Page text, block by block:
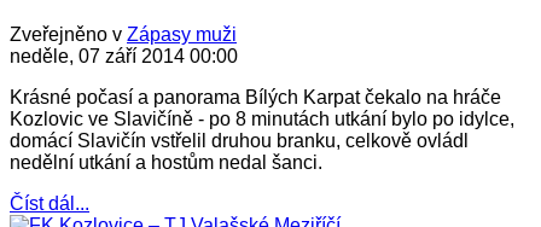
Zveřejněno v Zápasy muži
neděle, 07 září 2014 00:00
Krásné počasí a panorama Bílých Karpat čekalo na hráče
Kozlovic ve Slavičíně - po 8 minutách utkání bylo po idylce,
domácí Slavičín vstřelil druhou branku, celkově ovládl
nedělní utkání a hostům nedal šanci.
Číst dál...